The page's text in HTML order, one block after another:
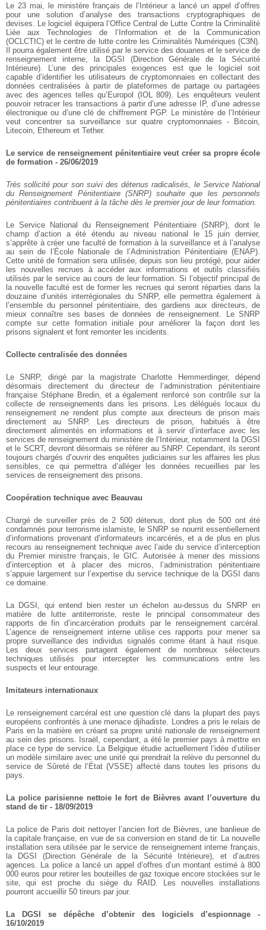
Le 23 mai, le ministère français de l’Intérieur a lancé un appel d’offres
pour une solution d’analyse des transactions cryptographiques de
devises. Le logiciel équipera l’Office Central de Lutte Contre la Criminalité
Liée aux Technologies de l’Information et de la Communication
(OCLCTIC) et le centre de lutte contre les Criminalités Numériques (C3N).
Il pourra également être utilisé par le service des douanes et le service de
renseignement interne, la DGSI (Direction Générale de la Sécurité
Intérieure). L’une des principales exigences est que le logiciel soit
capable d’identifier les utilisateurs de cryptomonnaies en collectant des
données centralisées à partir de plateformes de partage ou partagées
avec des agences telles qu’Europol (IOL 809). Les enquêteurs veulent
pouvoir retracer les transactions à partir d’une adresse IP, d’une adresse
électronique ou d’une clé de chiffrement PGP. Le ministère de l’Intérieur
veut concentrer sa surveillance sur quatre cryptomonnaies - Bitcoin,
Litecoin, Ethereum et Tether.
Le service de renseignement pénitentiaire veut créer sa propre école
de formation - 26/06/2019
Très sollicité pour son suivi des détenus radicalisés, le Service National
du Renseignement Pénitentiaire (SNRP) souhaite que les personnels
pénitentiaires contribuent à la tâche dès le premier jour de leur formation.
Le Service National du Renseignement Pénitentiaire (SNRP), dont le
champ d’action a été étendu au niveau national le 15 juin dernier,
s’apprête à créer une faculté de formation à la surveillance et à l’analyse
au sein de l’École Nationale de l’Administration Pénitentiaire (ENAP).
Cette unité de formation sera utilisée, depuis son lieu protégé, pour aider
les nouvelles recrues à accéder aux informations et outils classifiés
utilisés par le service au cours de leur formation. Si l’objectif principal de
la nouvelle faculté est de former les recrues qui seront réparties dans la
douzaine d’unités interrégionales du SNRP, elle permettra également à
l’ensemble du personnel pénitentiaire, des gardiens aux directeurs, de
mieux connaître ses bases de données de renseignement. Le SNRP
compte sur cette formation initiale pour améliorer la façon dont les
prisons signalent et font remonter les incidents.
Collecte centralisée des données
Le SNRP, dirigé par la magistrate Charlotte Hemmerdinger, dépend
désormais directement du directeur de l’administration pénitentiaire
française Stéphane Bredin, et a également renforcé son contrôle sur la
collecte de renseignements dans les prisons. Les délégués locaux du
renseignement ne rendent plus compte aux directeurs de prison mais
directement au SNRP. Les directeurs de prison, habitués à être
directement alimentés en informations et à servir d’interface avec les
services de renseignement du ministère de l’Intérieur, notamment la DGSI
et le SCRT, devront désormais se référer au SNRP. Cependant, ils seront
toujours chargés d’ouvrir des enquêtes judiciaires sur les affaires les plus
sensibles, ce qui permettra d’alléger les données recueillies par les
services de renseignement des prisons.
Coopération technique avec Beauvau
Chargé de surveiller près de 2 500 détenus, dont plus de 500 ont été
condamnés pour terrorisme islamiste, le SNRP se nourrit essentiellement
d’informations provenant d’informateurs incarcérés, et a de plus en plus
recours au renseignement technique avec l’aide du service d’interception
du Premier ministre français, le GIC. Autorisée à mener des missions
d’interception et à placer des micros, l’administration pénitentiaire
s’appuie largement sur l’expertise du service technique de la DGSI dans
ce domaine.
La DGSI, qui entend bien rester un échelon au-dessus du SNRP en
matière de lutte antiterroriste, reste le principal consommateur des
rapports de fin d’incarcération produits par le renseignement carcéral.
L’agence de renseignement interne utilise ces rapports pour mener sa
propre surveillance des individus signalés comme étant à haut risque.
Les deux services partagent également de nombreux sélecteurs
techniques utilisés pour intercepter les communications entre les
suspects et leur entourage.
Imitateurs internationaux
Le renseignement carcéral est une question clé dans la plupart des pays
européens confrontés à une menace djihadiste. Londres a pris le relais de
Paris en la matière en créant sa propre unité nationale de renseignement
au sein des prisons. Israël, cependant, a été le premier pays à mettre en
place ce type de service. La Belgique étudie actuellement l’idée d’utiliser
un modèle similaire avec une unité qui prendrait la relève du personnel du
service de Sûreté de l’État (VSSE) affecté dans toutes les prisons du
pays.
La police parisienne nettoie le fort de Bièvres avant l’ouverture du
stand de tir - 18/09/2019
La police de Paris doit nettoyer l’ancien fort de Bièvres, une banlieue de
la capitale française, en vue de sa conversion en stand de tir. La nouvelle
installation sera utilisée par le service de renseignement interne français,
la DGSI (Direction Générale de la Sécurité Intérieure), et d’autres
agences. La police a lancé un appel d’offres d’un montant estimé à 800
000 euros pour retirer les bouteilles de gaz toxique encore stockées sur le
site, qui est proche du siège du RAID. Les nouvelles installations
pourront accueillir 50 tireurs par jour.
La DGSI se dépêche d’obtenir des logiciels d’espionnage -
16/10/2019